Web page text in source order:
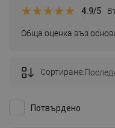
Обща оценка въз
4.9/5
Потвърдено
Сортиране: